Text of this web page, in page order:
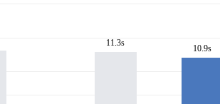
11.3s
10.9s